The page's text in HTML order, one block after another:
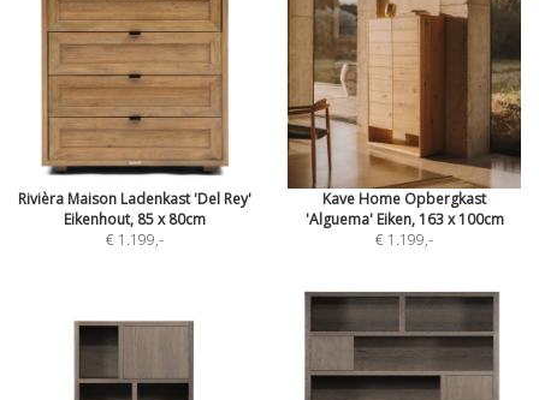
Rivièra Maison Ladenkast 'Del Rey'
Eikenhout, 85 x 80cm
€ 1.199,-
Kave Home Opbergkast
'Alguema' Eiken, 163 x 100cm
€ 1.199,-